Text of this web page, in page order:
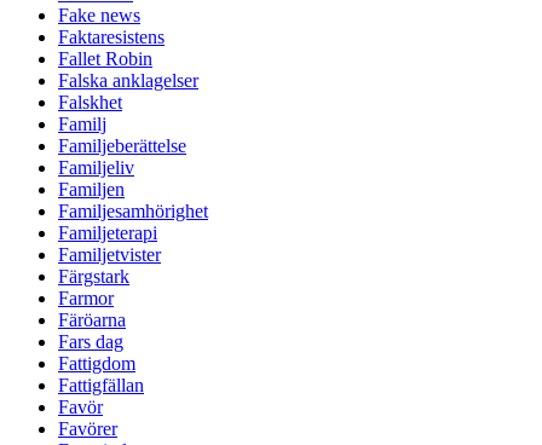
Fake news
Faktaresistens
Fallet Robin
Falska anklagelser
Falskhet
Familj
Familjeberättelse
Familjeliv
Familjen
Familjesamhörighet
Familjeterapi
Familjetvister
Färgstark
Farmor
Färöarna
Fars dag
Fattigdom
Fattigfällan
Favör
Favörer